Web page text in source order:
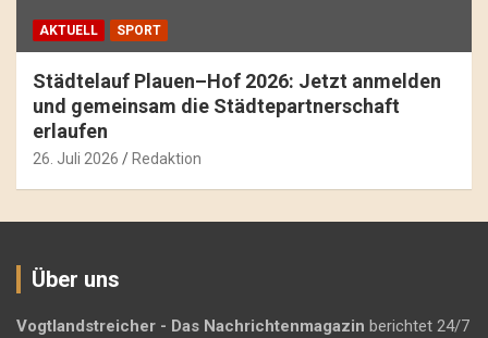
AKTUELL SPORT
Städtelauf Plauen–Hof 2026: Jetzt anmelden
und gemeinsam die Städtepartnerschaft
erlaufen
26. Juli 2026 Redaktion
Über uns
Vogtlandstreicher - Das Nachrichtenmagazin berichtet 24/7